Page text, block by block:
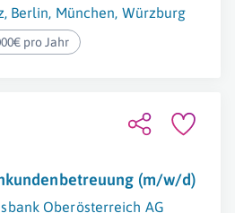
, Berlin, München, Würzburg
pro Jahr
(m/w/d)
Oberösterreich AG